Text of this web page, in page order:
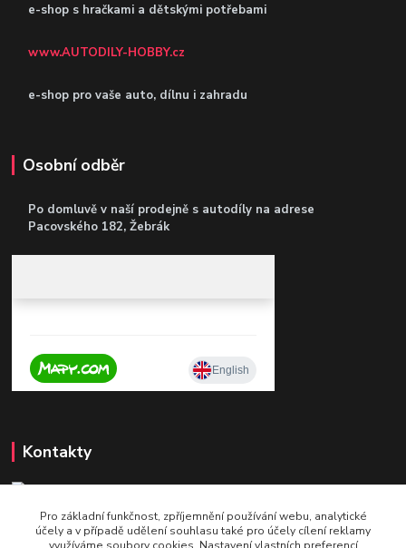
e-shop s hračkami a dětskými potřebami
www.AUTODILY-HOBBY.cz
e-shop pro vaše auto, dílnu i zahradu
Osobní odběr
Po domluvě v naší prodejně s autodíly na adrese
Pacovského 182, Žebrák
Kontakty
+420 604 921 321
v pracovní době po - pá 9 - 16
Pro základní funkčnost, zpříjemnění používání webu, analytické
účely a v případě udělení souhlasu také pro účely cílení reklamy